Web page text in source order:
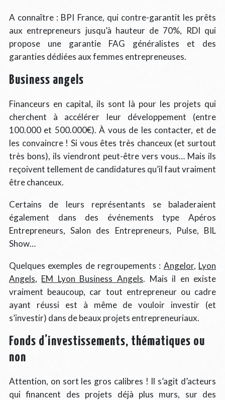
A connaître : BPI France, qui contre-garantit les prêts
aux entrepreneurs jusqu’à hauteur de 70%, RDI qui
propose une garantie FAG généralistes et des
garanties dédiées aux femmes entrepreneuses.
Business angels
Financeurs en capital, ils sont là pour les projets qui
cherchent à accélérer leur développement (entre
100.000 et 500.000€). À vous de les contacter, et de
les convaincre ! Si vous êtes très chanceux (et surtout
très bons), ils viendront peut-être vers vous… Mais ils
reçoivent tellement de candidatures qu’il faut vraiment
être chanceux.
Certains de leurs représentants se baladeraient
également dans des événements type Apéros
Entrepreneurs, Salon des Entrepreneurs, Pulse, BIL
Show…
Quelques exemples de regroupements : Angelor, Lyon
Angels, EM Lyon Business Angels. Mais il en existe
vraiment beaucoup, car tout entrepreneur ou cadre
ayant réussi est à même de vouloir investir (et
s’investir) dans de beaux projets entrepreneuriaux.
Fonds d’investissements, thématiques ou
non
Attention, on sort les gros calibres ! Il s’agit d’acteurs
qui financent des projets déjà plus murs, sur des